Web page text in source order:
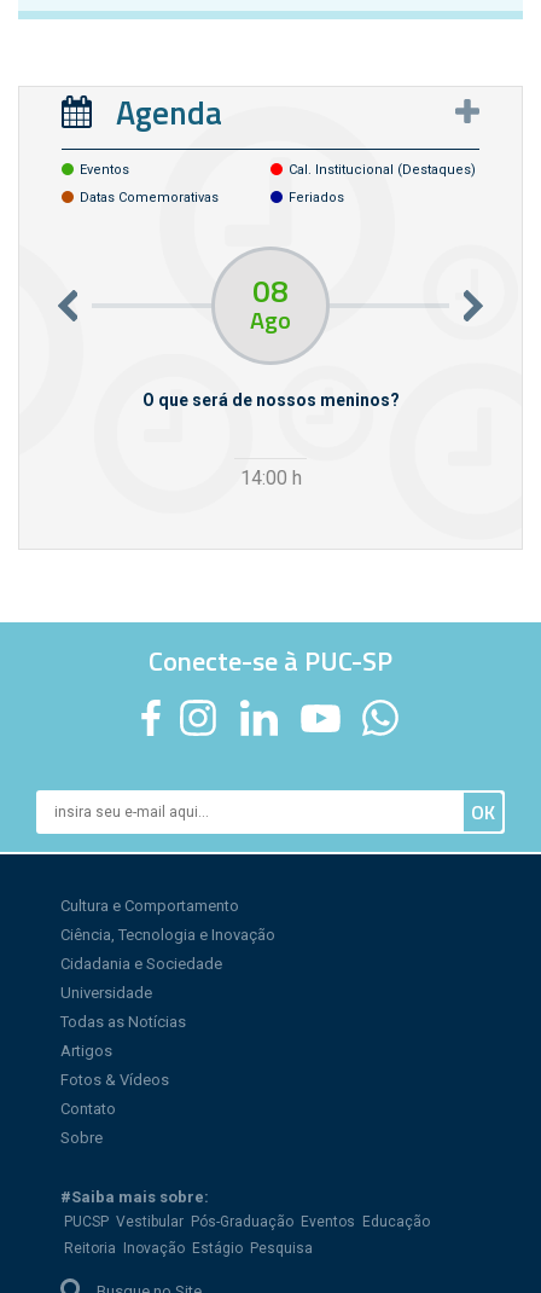
Agenda
Eventos
Cal. Institucional (destaques)
Datas Comemorativas
Feriados
08
Ago
O que será de nossos meninos?
14:00 h
Conecte-se à PUC-SP
Cultura e Comportamento
Ciência, Tecnologia e Inovação
Cidadania e Sociedade
Universidade
Todas as Notícias
Artigos
Fotos & Vídeos
Contato
Sobre
#Saiba mais sobre:
PUCSP Vestibular Pós-Graduação Eventos
Educação
Reitoria
Inovação Estágio Pesquisa